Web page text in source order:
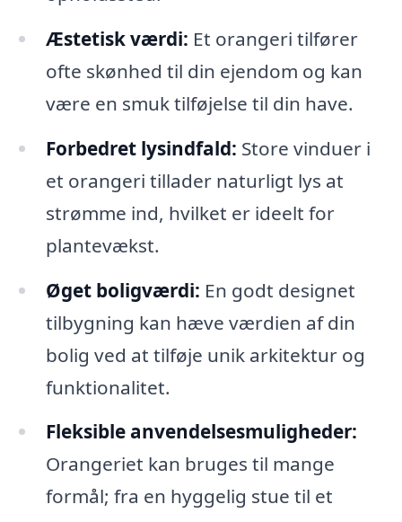
Æstetisk værdi: Et orangeri tilfører
ofte skønhed til din ejendom og kan
være en smuk tilføjelse til din have.
Forbedret lysindfald: Store vinduer i
et orangeri tillader naturligt lys at
strømme ind, hvilket er ideelt for
plantevækst.
Øget boligværdi: En godt designet
tilbygning kan hæve værdien af din
bolig ved at tilføje unik arkitektur og
funktionalitet.
Fleksible anvendelsesmuligheder:
Orangeriet kan bruges til mange
formål; fra en hyggelig stue til et